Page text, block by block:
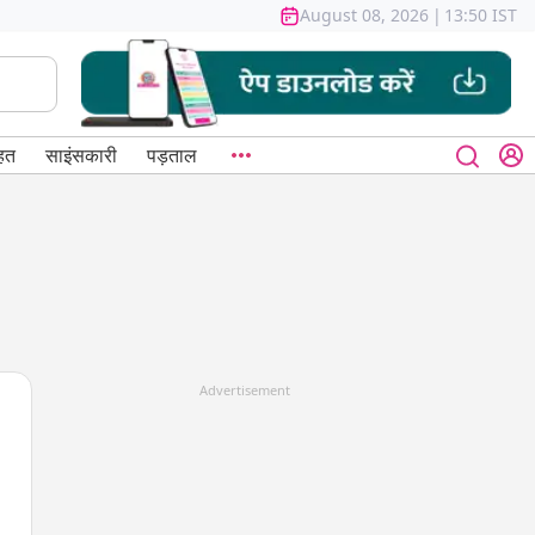
August 08, 2026 | 13:50 IST
साइंसकारी पड़ताल
Advertisement